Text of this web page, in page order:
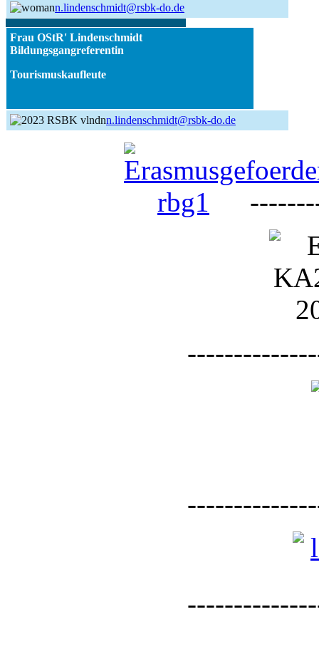
n.lindenschmidt@rsbk-do.de
Frau OStR' Lindenschmidt
Bildungsgangreferentin
Tourismuskaufleute
n.lindenschmidt@rsbk-do.de